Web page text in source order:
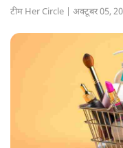
टीम Her Circle | अक्टूबर 05,